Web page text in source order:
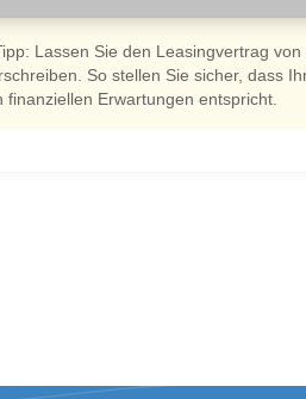
Lassen Sie den Leasingvertrag
So stellen Sie sicher, dass
finanziellen Erwartungen entspricht.